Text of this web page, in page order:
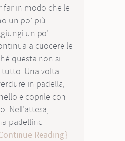
far in modo che le
un po’ più
un po’
a cuocere le
questa non si
tutto. Una volta
in padella,
e coprile con
Nell’attesa,
padellino
Reading